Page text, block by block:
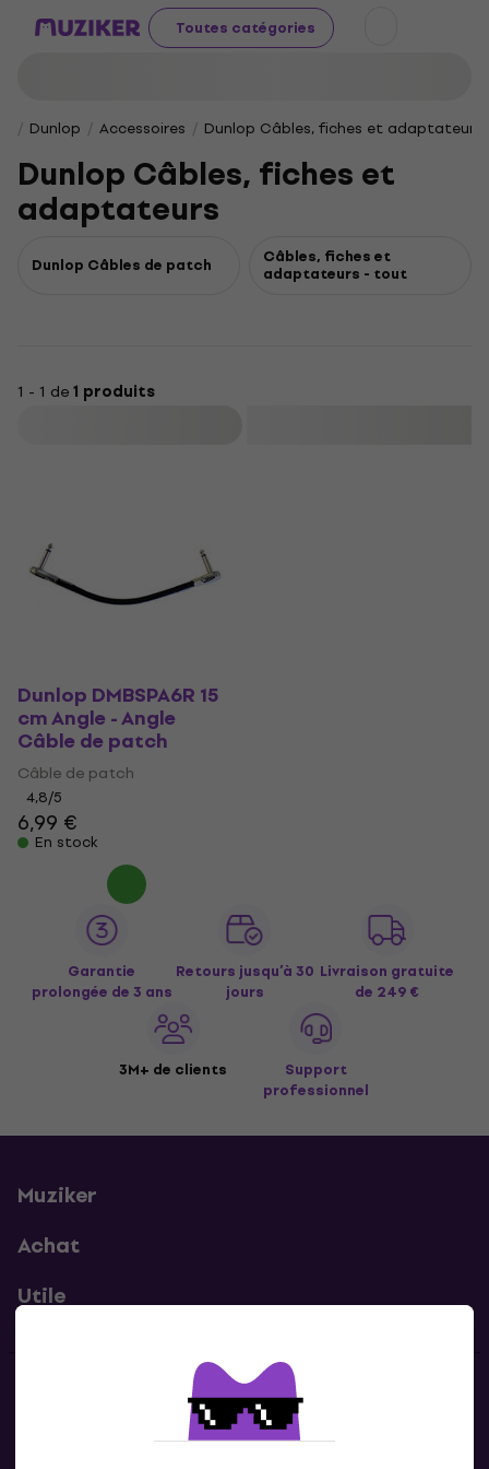
Toutes catégories
Dunlop Accessoires Dunlop Câbles, fiches et adaptateurs
Dunlop Câbles, fiches et
adaptateurs
Dunlop Câbles de patch Câbles, fiches et
adaptateurs - tout
1 - 1 de1 produits
Dunlop DMBSPA6R 15
cm Angle - Angle
Câble de patch
Câble de patch
4,8/5
6,99 €
En stock
Garantie
prolongée de 3 ans
Retours jusqu’à 30
jours
Livraison gratuite
de 249 €
3M+ de clients
Support
professionnel
Muziker
Achat
Utile
Contacts
Contacte nous